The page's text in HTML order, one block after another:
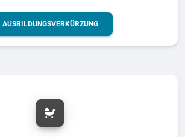
AUSBILDUNGSVERKÜRZUNG